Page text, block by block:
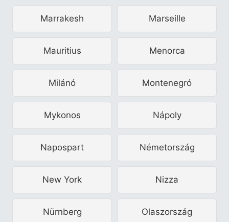
Marrakesh Marseille
Mauritius Menorca
Milánó Montenegró
Mykonos Nápoly
Napospart Németország
New York Nizza
Nürnberg Olaszország